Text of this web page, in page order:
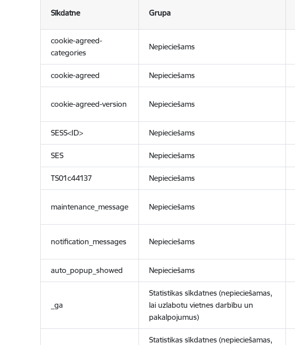
Sīkdatne Grupa
cookie-agreed-
categories
Nepieciešams
cookie-agreed Nepieciešams
cookie-agreed-version Nepieciešams
SESS<ID> Nepieciešams
SES Nepieciešams
TS01c44137 Nepieciešams
maintenance_message Nepieciešams
notification_messages Nepieciešams
auto_popup_showed Nepieciešams
_ga
Statistikas sīkdatnes (nepieciešamas,
lai uzlabotu vietnes darbību un
pakalpojumus)
Statistikas sīkdatnes (nepieciešamas,